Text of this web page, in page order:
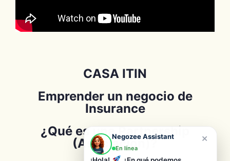
CASA ITIN
Emprender un negocio de
Insurance
¿Qué es una Partnership
(Asociación)?
×
Negozee Assistant
En línea